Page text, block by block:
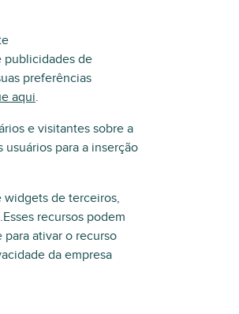
publicidades de
preferências
aqui.
e visitantes sobre a
para a inserção
widgets de terceiros,
recursos podem
ativar o recurso
da empresa